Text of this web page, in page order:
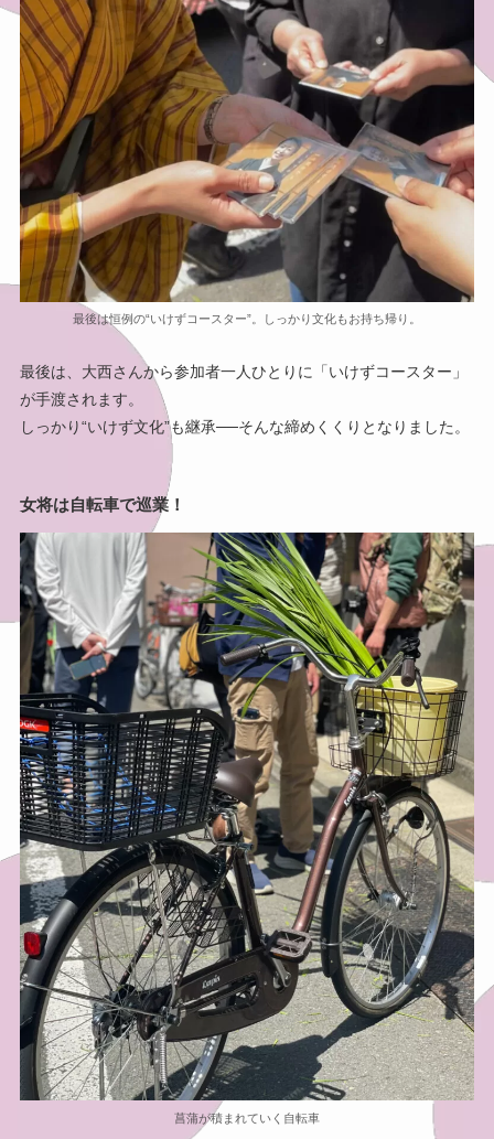
最後は恒例の“いけずコースター”。しっかり文化もお持ち帰り。
最後は、大西さんから参加者一人ひとりに「いけずコースター」
が手渡されます。
しっかり“いけず文化”も継承──そんな締めくくりとなりました。
女将は自転車で巡業！
菖蒲が積まれていく自転車